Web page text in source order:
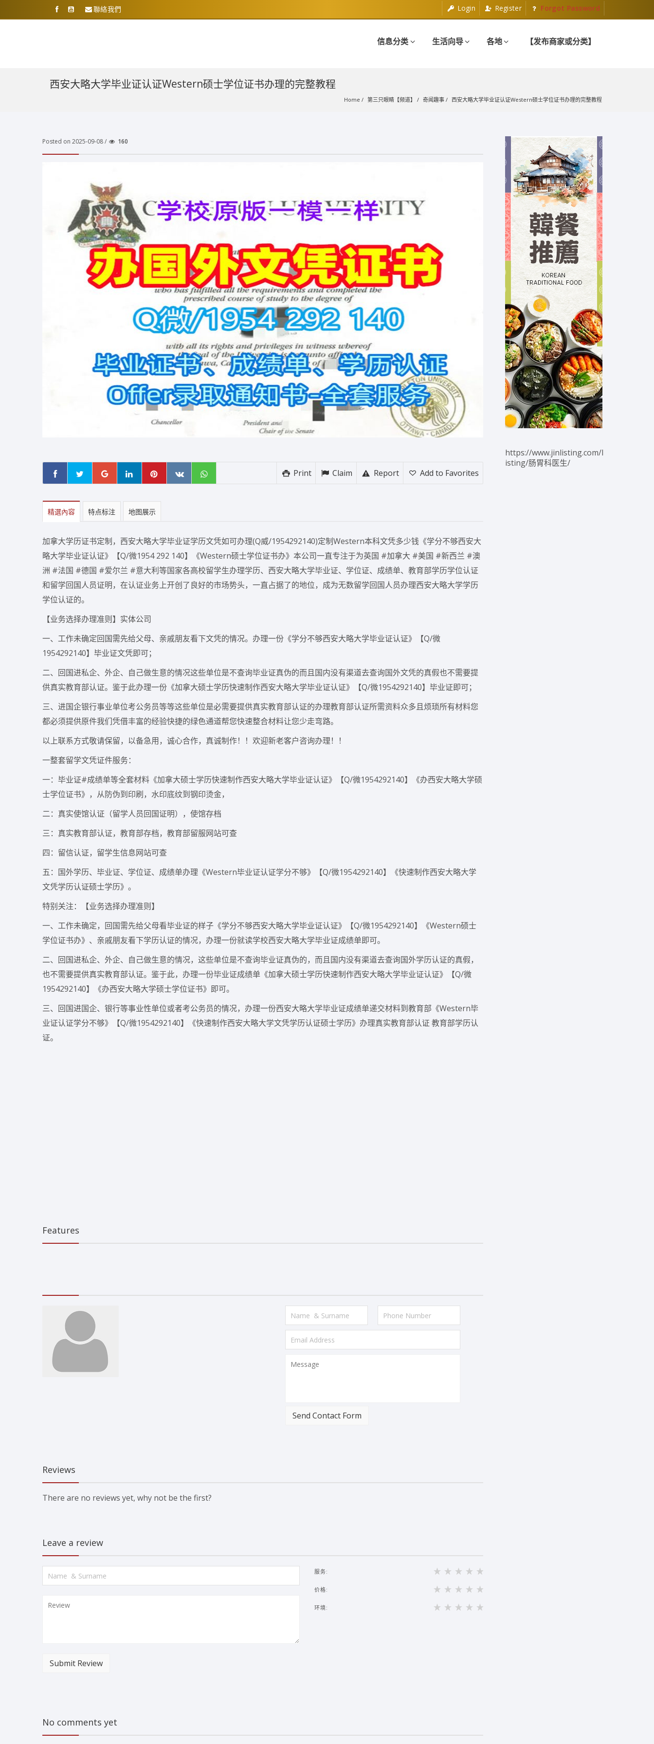
聯絡我們 Login Register Forgot Password
信息分类 生活向导 各地 【发布商家或分类】
西安大略大学毕业证认证Western硕士学位证书办理的完整教程
Home 第三只眼睛【频道】 奇闻趣事 西安大略大学毕业证认证Western硕士学位证书办理的完整教程
Posted on 2025-09-08 / 160
Add to Favorites
Report
Claim
Print
精選內容 特点标注 地图展示
加拿大学历证书定制，西安大略大学毕业证学历文凭如可办理(Q威/1954292140)定制Western本科文凭多少钱《学分不够西安大
略大学毕业证认证》【Q/微1954 292 140】《Western硕士学位证书办》本公司一直专注于为英国 #加拿大 #美国 #新西兰 #澳
洲 #法国 #德国 #爱尔兰 #意大利等国家各高校留学生办理学历、西安大略大学毕业证、学位证、成绩单、教育部学历学位认证
和留学回国人员证明，在认证业务上开创了良好的市场势头，一直占据了的地位，成为无数留学回国人员办理西安大略大学学历
学位认证的。
【业务选择办理准则】实体公司
一、工作未确定回国需先给父母、亲戚朋友看下文凭的情况。办理一份《学分不够西安大略大学毕业证认证》【Q/微
1954292140】毕业证文凭即可；
二、回国进私企、外企、自己做生意的情况这些单位是不查询毕业证真伪的而且国内没有渠道去查询国外文凭的真假也不需要提
供真实教育部认证。鉴于此办理一份《加拿大硕士学历快速制作西安大略大学毕业证认证》【Q/微1954292140】毕业证即可；
三、进国企银行事业单位考公务员等等这些单位是必需要提供真实教育部认证的办理教育部认证所需资料众多且烦琐所有材料您
都必须提供原件我们凭借丰富的经验快捷的绿色通道帮您快速整合材料让您少走弯路。
以上联系方式敬请保留，以备急用，诚心合作，真诚制作！！欢迎新老客户咨询办理！！
一整套留学文凭证件服务：
一：毕业证#成绩单等全套材料《加拿大硕士学历快速制作西安大略大学毕业证认证》【Q/微1954292140】《办西安大略大学硕
士学位证书》，从防伪到印刷，水印底纹到钢印烫金，
二：真实使馆认证（留学人员回国证明），使馆存档
三：真实教育部认证，教育部存档，教育部留服网站可查
四：留信认证，留学生信息网站可查
五：国外学历、毕业证、学位证、成绩单办理《Western毕业证认证学分不够》【Q/微1954292140】《快速制作西安大略大学
文凭学历认证硕士学历》。
特别关注：【业务选择办理准则】
一、工作未确定，回国需先给父母看毕业证的样子《学分不够西安大略大学毕业证认证》【Q/微1954292140】《Western硕士
学位证书办》、亲戚朋友看下学历认证的情况，办理一份就读学校西安大略大学毕业证成绩单即可。
二、回国进私企、外企、自己做生意的情况，这些单位是不查询毕业证真伪的，而且国内没有渠道去查询国外学历认证的真假，
也不需要提供真实教育部认证。鉴于此，办理一份毕业证成绩单《加拿大硕士学历快速制作西安大略大学毕业证认证》【Q/微
1954292140】《办西安大略大学硕士学位证书》即可。
三、回国进国企、银行等事业性单位或者考公务员的情况，办理一份西安大略大学毕业证成绩单递交材料到教育部《Western毕
业证认证学分不够》【Q/微1954292140】《快速制作西安大略大学文凭学历认证硕士学历》办理真实教育部认证 教育部学历认
证。
Features
Send Contact Form
Reviews
There are no reviews yet, why not be the first?
Leave a review
Submit Review
服务:
价格:
环境:
No comments yet
https://www.jinlisting.com/l
isting/肠胃科医生/